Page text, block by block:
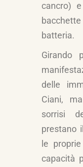
cancro)
batteria.
Girando
delle
Ciani,
sorrisi
prestano
le
capacità